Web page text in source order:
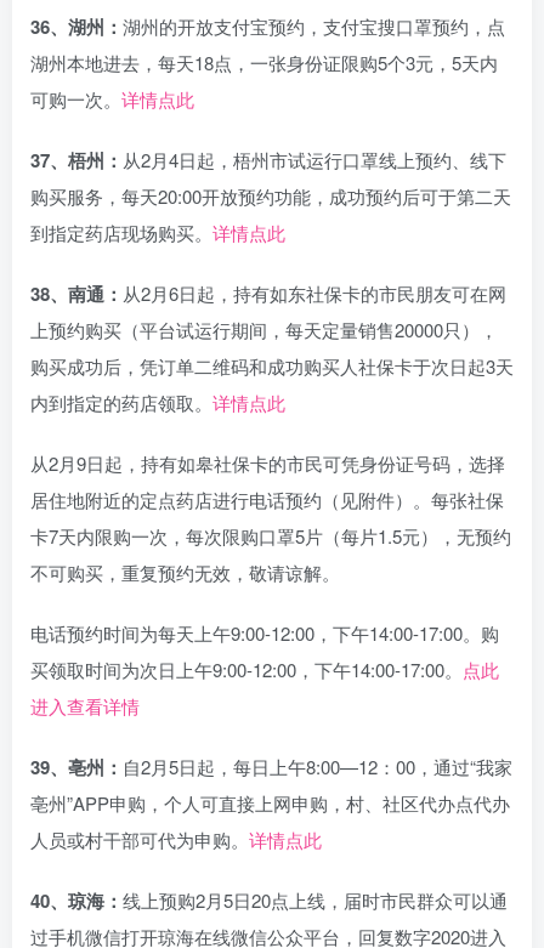
36、湖州： 湖州的开放支付宝预约，支付宝搜口罩预约，点
湖州本地进去，每天18点，一张身份证限购5个3元，5天内
可购一次。 详情点此
37、梧州： 从2月4日起，梧州市试运行口罩线上预约、线下
购买服务，每天20:00开放预约功能，成功预约后可于第二天
到指定药店现场购买。 详情点此
38、南通： 从2月6日起，持有如东社保卡的市民朋友可在网
上预约购买（平台试运行期间，每天定量销售20000只），
购买成功后，凭订单二维码和成功购买人社保卡于次日起3天
内到指定的药店领取。 详情点此
从2月9日起，持有如皋社保卡的市民可凭身份证号码，选择
居住地附近的定点药店进行电话预约（见附件）。每张社保
卡7天内限购一次，每次限购口罩5片（每片1.5元），无预约
不可购买，重复预约无效，敬请谅解。
电话预约时间为每天上午9:00-12:00，下午14:00-17:00。购
买领取时间为次日上午9:00-12:00，下午14:00-17:00。 点此
进入查看详情
39、亳州： 自2月5日起，每日上午8:00—12：00，通过“我家
亳州”APP申购，个人可直接上网申购，村、社区代办点代办
人员或村干部可代为申购。 详情点此
40、琼海： 线上预购2月5日20点上线，届时市民群众可以通
过手机微信打开琼海在线微信公众平台，回复数字2020进入